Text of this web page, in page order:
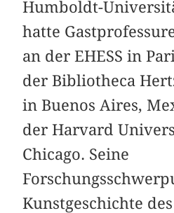
Humboldt-
hatte
an der EHESS in
der Bibliotheca
in Buenos Aires,
der Harvard
Chicago. Seine
Kunstgeschichte des